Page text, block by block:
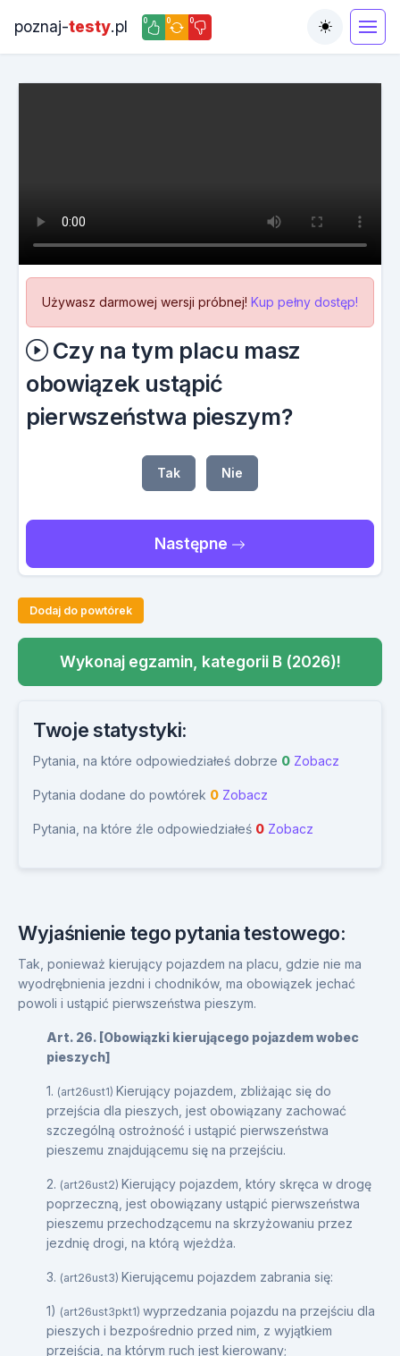
poznaj-testy.pl 0 0 0
Toggle
Używasz darmowej wersji próbnej! Kup pełny dostęp!
Czy na tym placu masz
obowiązek ustąpić
pierwszeństwa pieszym?
Tak Nie
Następne
Dodaj do powtórek
Wykonaj egzamin, kategorii B (2026)!
Twoje statystyki:
Pytania, na które odpowiedziałeś dobrze 0 Zobacz
Pytania dodane do powtórek 0 Zobacz
Pytania, na które źle odpowiedziałeś 0 Zobacz
Wyjaśnienie tego pytania testowego:
Tak, ponieważ kierujący pojazdem na placu, gdzie nie ma
wyodrębnienia jezdni i chodników, ma obowiązek jechać
powoli i ustąpić pierwszeństwa pieszym.
Art. 26. [Obowiązki kierującego pojazdem wobec
pieszych]
1. (art26ust1) Kierujący pojazdem, zbliżając się do
przejścia dla pieszych, jest obowiązany zachować
szczególną ostrożność i ustąpić pierwszeństwa
pieszemu znajdującemu się na przejściu.
2. (art26ust2) Kierujący pojazdem, który skręca w drogę
poprzeczną, jest obowiązany ustąpić pierwszeństwa
pieszemu przechodzącemu na skrzyżowaniu przez
jezdnię drogi, na którą wjeżdża.
3. (art26ust3) Kierującemu pojazdem zabrania się:
1) (art26ust3pkt1) wyprzedzania pojazdu na przejściu dla
pieszych i bezpośrednio przed nim, z wyjątkiem
przejścia, na którym ruch jest kierowany;